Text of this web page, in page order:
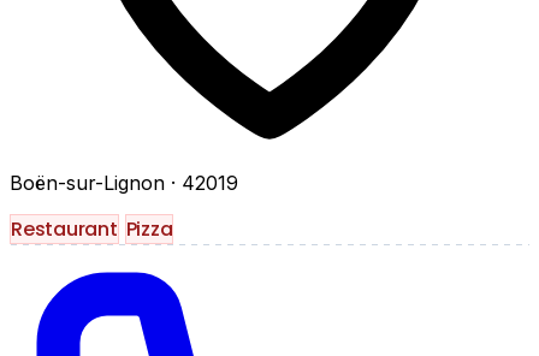
Boën-sur-Lignon · 42019
Restaurant Pizza